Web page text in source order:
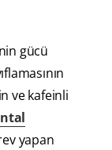
gücü
ve kafeinli
yapan